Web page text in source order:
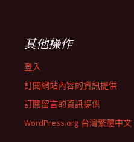
其他操作
登入
訂閱網站內容的資訊提供
訂閱留言的資訊提供
WordPress.org 台灣繁體中文